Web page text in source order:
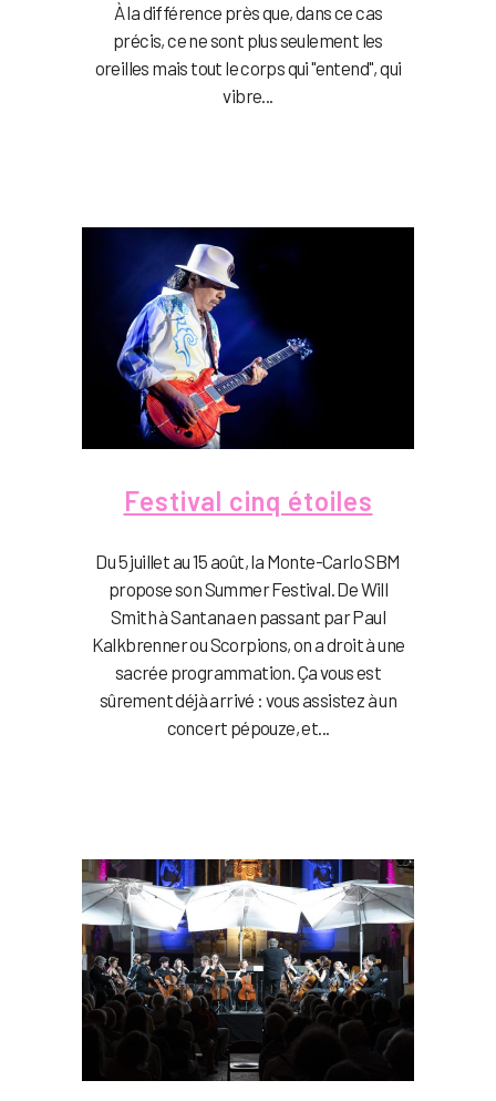
À la différence près que, dans ce cas
précis, ce ne sont plus seulement les
oreilles mais tout le corps qui "entend", qui
vibre...
Festival cinq étoiles
Du 5 juillet au 15 août, la Monte-Carlo SBM
propose son Summer Festival. De Will
Smith à Santana en passant par Paul
Kalkbrenner ou Scorpions, on a droit à une
sacrée programmation. Ça vous est
sûrement déjà arrivé : vous assistez à un
concert pépouze, et...